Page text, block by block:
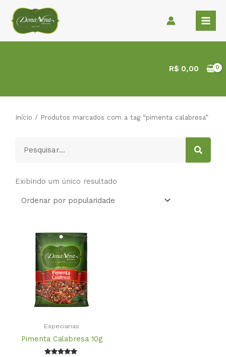
para
conteúdo
R$ 0,00
Início / Produtos marcados com a tag “pimenta calabresa”
Exibindo um único resultado
Especiarias
Pimenta Calabresa 10g